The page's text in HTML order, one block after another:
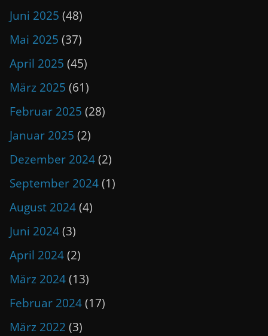
Juni 2025 (48)
Mai 2025 (37)
April 2025 (45)
März 2025 (61)
Februar 2025 (28)
Januar 2025 (2)
Dezember 2024(2)
September 2024(1)
August 2024(4)
Juni 2024(3)
April 2024(2)
März 2024(13)
Februar 2024(17)
März 2022 (3)